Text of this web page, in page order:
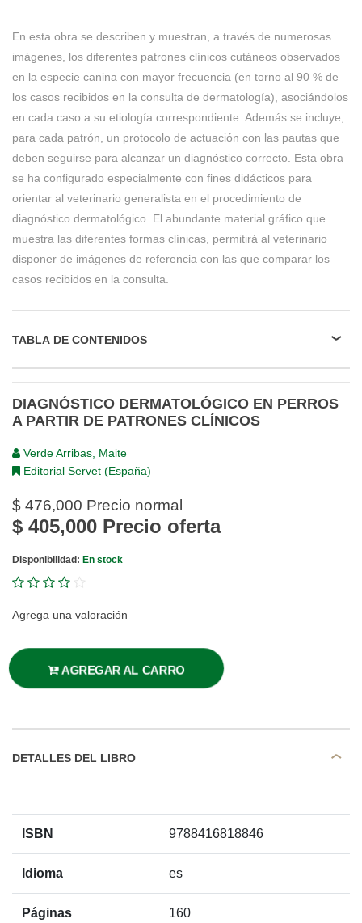
En esta obra se describen y muestran, a través de numerosas
imágenes, los diferentes patrones clínicos cutáneos observados
en la especie canina con mayor frecuencia (en torno al 90 % de
los casos recibidos en la consulta de dermatología), asociándolos
en cada caso a su etiología correspondiente. Además se incluye,
para cada patrón, un protocolo de actuación con las pautas que
deben seguirse para alcanzar un diagnóstico correcto. Esta obra
se ha configurado especialmente con fines didácticos para
orientar al veterinario generalista en el procedimiento de
diagnóstico dermatológico. El abundante material gráfico que
muestra las diferentes formas clínicas, permitirá al veterinario
disponer de imágenes de referencia con las que comparar los
casos recibidos en la consulta.
TABLA DE CONTENIDOS
DIAGNÓSTICO DERMATOLÓGICO EN PERROS
A PARTIR DE PATRONES CLÍNICOS
Verde Arribas, Maite
Editorial Servet (España)
$ 476,000 Precio normal
$ 405,000 Precio oferta
Disponibilidad: En stock
Agrega una valoración
AGREGAR AL CARRO
DETALLES DEL LIBRO
ISBN 9788416818846
Idioma es
Páginas 160